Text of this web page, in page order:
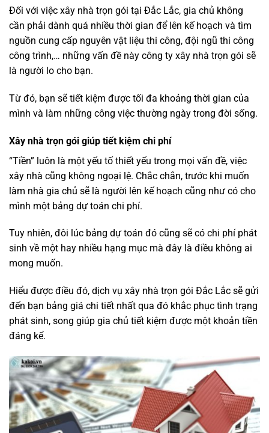
Đối với việc xây nhà trọn gói tại Đắc Lắc, gia chủ không
cần phải dành quá nhiều thời gian để lên kế hoạch và tìm
nguồn cung cấp nguyên vật liệu thi công, đội ngũ thi công
công trình,… những vấn đề này công ty xây nhà trọn gói sẽ
là người lo cho bạn.
Từ đó, bạn sẽ tiết kiệm được tối đa khoảng thời gian của
mình và làm những công việc thường ngày trong đời sống.
Xây nhà trọn gói giúp tiết kiệm chi phí
“Tiền” luôn là một yếu tố thiết yếu trong mọi vấn đề, việc
xây nhà cũng không ngoại lệ. Chắc chắn, trước khi muốn
làm nhà gia chủ sẽ là người lên kế hoạch cũng như có cho
mình một bảng dự toán chi phí.
Tuy nhiên, đôi lúc bảng dự toán đó cũng sẽ có chi phí phát
sinh về một hay nhiều hạng mục mà đây là điều không ai
mong muốn.
Hiểu được điều đó, dịch vụ xây nhà trọn gói Đắc Lắc sẽ gửi
đến bạn bảng giá chi tiết nhất qua đó khắc phục tình trạng
phát sinh, song giúp gia chủ tiết kiệm được một khoản tiền
đáng kể.